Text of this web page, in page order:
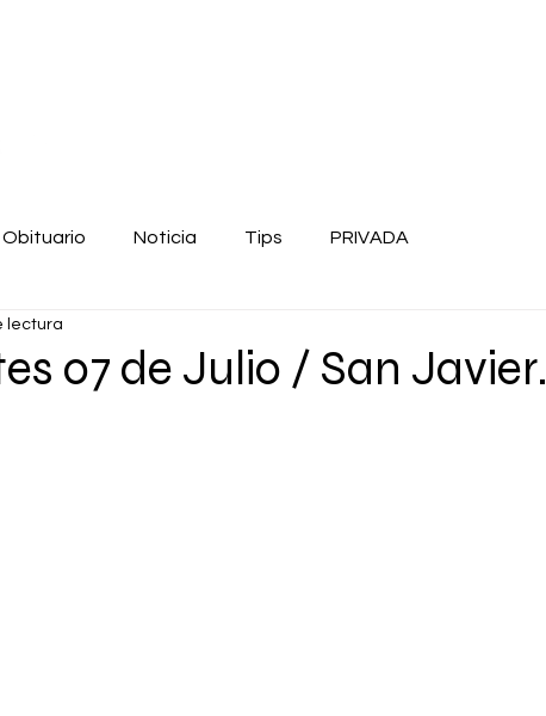
Obituario Noticia Tips PRIVADA
07 de Julio / San Javier.
lectura